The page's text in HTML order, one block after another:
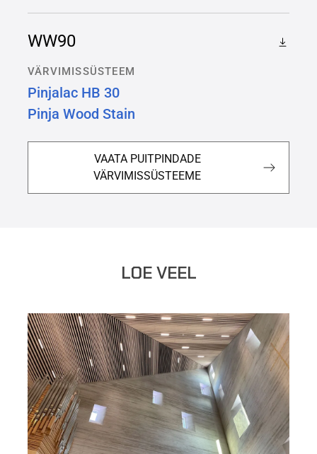
WW90
VÄRVIMISSÜSTEEM
Pinjalac HB 30
Pinja Wood Stain
VAATA PUITPINDADE
VÄRVIMISSÜSTEEME
LOE VEEL